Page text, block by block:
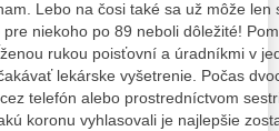
Lebo na čosi také sa už môže len
niekoho po 89 neboli dôležité!
rukou poisťovní a úradníkmi v
lekárske vyšetrenie. Počas
telefón alebo prostredníctvom
koronu vyhlasovali je najlepšie